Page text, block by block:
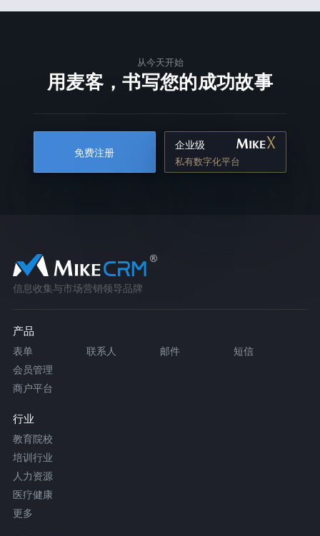
从今天开始
用麦客，书写您的成功故事
免费注册
企业级
私有数字化平台
信息收集与市场营销领导品牌
产品
表单 联系人 邮件
短信
会员管理
商户平台
行业
教育院校
培训行业
人力资源
医疗健康
更多